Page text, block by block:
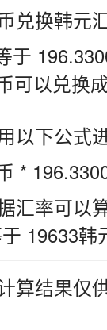
兑换韩元
于
可以兑换
以下公式
*
汇率可以
19633韩
算结果仅